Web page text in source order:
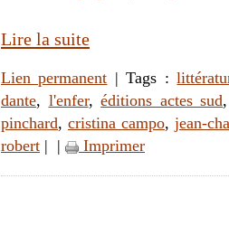
Lire la suite
Lien permanent | Tags :
dante, l'enfer,éditions actes sud
pinchard, cristina campo, jean-
robert | | Imprimer